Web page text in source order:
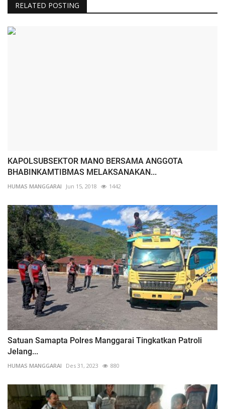
RELATED POSTING
KAPOLSUBSEKTOR MANO BERSAMA ANGGOTA
BHABINKAMTIBMAS MELAKSANAKAN...
HUMAS MANGGARAI Jun 15, 2018 1442
Satuan Samapta Polres Manggarai Tingkatkan Patroli
Jelang...
HUMAS MANGGARAI Des 31, 2023 880